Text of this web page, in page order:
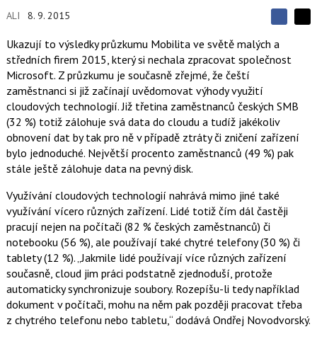
ALI 8. 9. 2015
S
d
í
t
S
í
l
e
n
a
a
c
k
u
Ukazují to výsledky průzkumu Mobilita ve světě malých a
středních firem 2015, který si nechala zpracovat společnost
Microsoft. Z průzkumu je současně zřejmé, že čeští
zaměstnanci si již začínají uvědomovat výhody využití
cloudových technologií. Již třetina zaměstnanců českých SMB
(32 %) totiž zálohuje svá data do cloudu a tudíž jakékoliv
obnovení dat by tak pro ně v případě ztráty či zničení zařízení
bylo jednoduché. Největší procento zaměstnanců (49 %) pak
stále ještě zálohuje data na pevný disk.
Využívání cloudových technologií nahrává mimo jiné také
využívání vícero různých zařízení. Lidé totiž čím dál častěji
pracují nejen na počítači (82 % českých zaměstnanců) či
notebooku (56 %), ale používají také chytré telefony (30 %) či
tablety (12 %). „Jakmile lidé používají více různých zařízení
současně, cloud jim práci podstatně zjednoduší, protože
automaticky synchronizuje soubory. Rozepíšu-li tedy například
dokument v počítači, mohu na něm pak později pracovat třeba
z chytrého telefonu nebo tabletu,“ dodává Ondřej Novodvorský.